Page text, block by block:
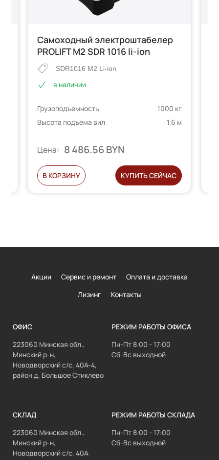
Самоходный электроштабелер
PROLIFT M2 SDR 1016 li-ion
SDR1016 M2 Li-ion
в наличии
Грузоподъемность
1000 кг
Высота подъема вил
1.6 м
Цена: 8 486.56 BYN
В КОРЗИНУ КУПИТЬ СЕЙЧАС
Акции Сервис и ремонт
Оплата и доставка
Лизинг
Контакты
ОФИС
223060 Минская обл.,
Минский р-н,
Новодворский с/с, 40А-4,
район д. Большое Стиклево
РЕЖИМ РАБОТЫ ОФИСА
Пн-Пт 8:00 - 17:00
Сб-Вс выходной
СКЛАД
223060 Минская обл.,
Минский р-н,
Новодворский с/с, 40А
РЕЖИМ РАБОТЫ СКЛАДА
Пн-Пт 8:00 - 17:00
Сб-Вс выходной